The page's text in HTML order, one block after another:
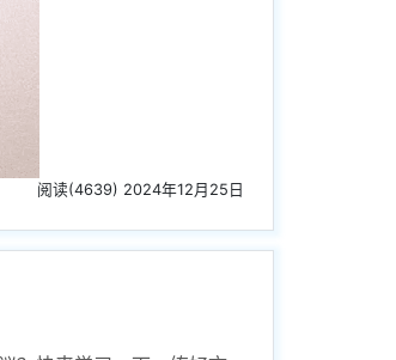
阅读(4639) 2024年12月25日